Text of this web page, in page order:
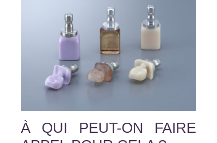
À QUI PEUT-ON FAIRE